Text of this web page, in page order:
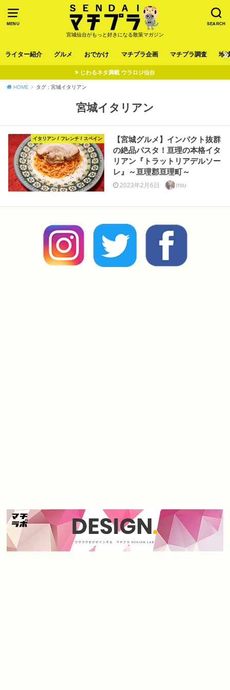
MENU SEARCH
宮城仙台がもっと好きになる散策マガジン
ライター紹介 グルメ おでかけ マチプラ企画 マチプラ調査 地
じわるネタ満載 ウラロジ仙台
HOME タグ : 宮城イタリアン
宮城イタリアン
イタリアン / フレンチ / スペイン
【宮城グルメ】インパクト抜群
の絶品パスタ！亘理の本格イタ
リアン『トラットリアデルソー
レ』～亘理郡亘理町～
2023年2月6日 miu